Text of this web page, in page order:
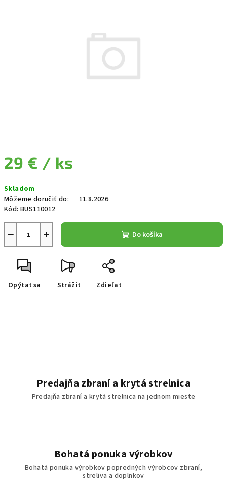
29 € / ks
Skladom
Môžeme doručiť do:
11.8.2026
Kód: BUS110012
+
− Do košíka
Opýtať sa Strážiť Zdieľať
Predajňa zbraní a krytá strelnica
Predajňa zbraní a krytá strelnica na jednom mieste
Bohatá ponuka výrobkov
Bohatá ponuka výrobkov popredných výrobcov zbraní,
streliva a doplnkov